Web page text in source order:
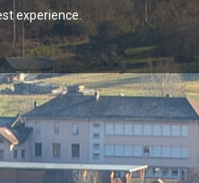
experience.